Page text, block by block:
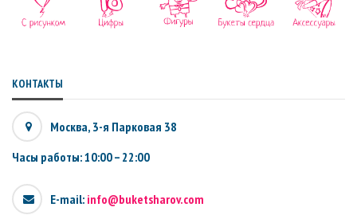
КОНТАКТЫ
Москва, 3-я Парковая 38
Часы работы: 10:00 – 22:00
E-mail: info@buketsharov.com